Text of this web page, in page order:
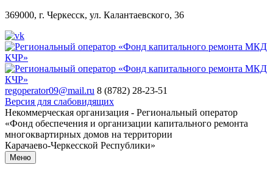
369000, г. Черкесск, ул. Калантаевского, 36
regoperator09@mail.ru 8 (8782) 28-23-51
Версия для слабовидящих
Некоммерческая организация - Региональный оператор
«Фонд обеспечения и организации капитального ремонта
многоквартирных домов на территории
Карачаево-Черкесской Республики»
Меню